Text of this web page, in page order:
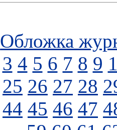
Обложка
3 4 5 6 7 8 9
25 26 27 28
44 45 46 47